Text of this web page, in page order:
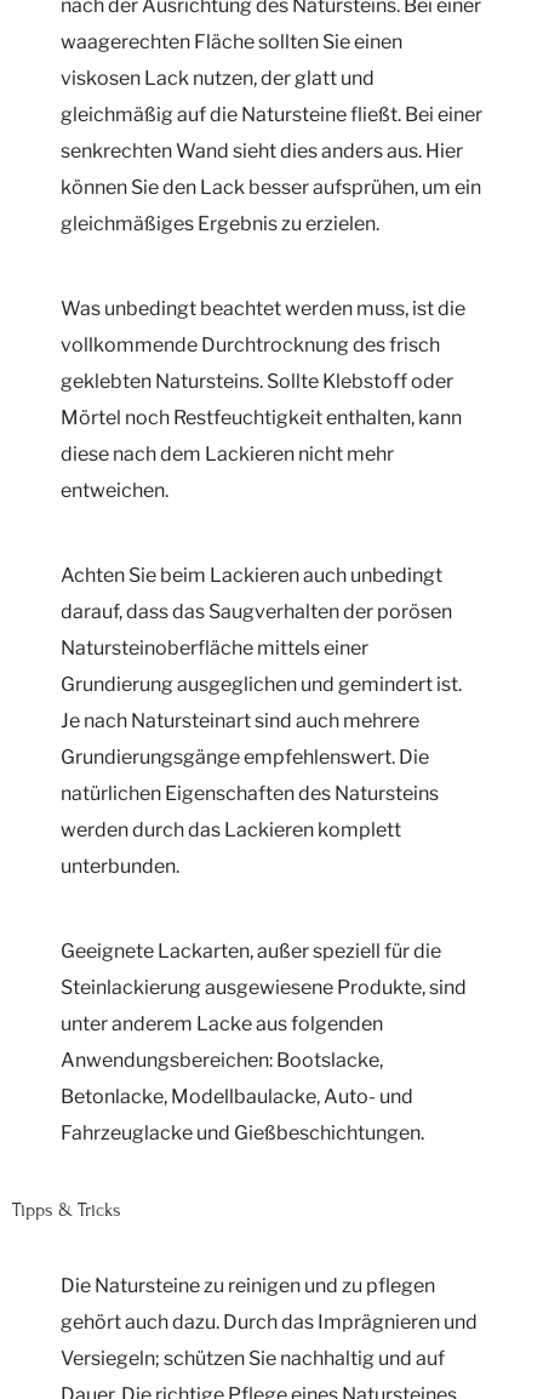
nach der Ausrichtung des Natursteins. Bei einer
waagerechten Fläche sollten Sie einen
viskosen Lack nutzen, der glatt und
gleichmäßig auf die Natursteine fließt. Bei einer
senkrechten Wand sieht dies anders aus. Hier
können Sie den Lack besser aufsprühen, um ein
gleichmäßiges Ergebnis zu erzielen.
Was unbedingt beachtet werden muss, ist die
vollkommende Durchtrocknung des frisch
geklebten Natursteins. Sollte Klebstoff oder
Mörtel noch Restfeuchtigkeit enthalten, kann
diese nach dem Lackieren nicht mehr
entweichen.
Achten Sie beim Lackieren auch unbedingt
darauf, dass das Saugverhalten der porösen
Natursteinoberfläche mittels einer
Grundierung ausgeglichen und gemindert ist.
Je nach Natursteinart sind auch mehrere
Grundierungsgänge empfehlenswert. Die
natürlichen Eigenschaften des Natursteins
werden durch das Lackieren komplett
unterbunden.
Geeignete Lackarten, außer speziell für die
Steinlackierung ausgewiesene Produkte, sind
unter anderem Lacke aus folgenden
Anwendungsbereichen: Bootslacke,
Betonlacke, Modellbaulacke, Auto- und
Fahrzeuglacke und Gießbeschichtungen.
Tipps & Tricks
Die Natursteine zu reinigen und zu pflegen
gehört auch dazu. Durch das Imprägnieren und
Versiegeln; schützen Sie nachhaltig und auf